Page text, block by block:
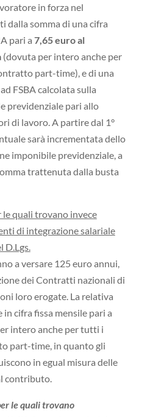
in forza nel
dalla somma di una cifra
pari a 7,65 euro al
(dovuta per intero anche per
part-time), e di una
FSBA calcolata sulla
previdenziale pari allo
di lavoro. A partire dal 1°
sarà incrementata dello
imponibile previdenziale, a
trattenuta dalla busta
le quali trovano invece
di integrazione salariale
D.Lgs.
a versare 125 euro annui,
dei Contratti nazionali di
loro erogate. La relativa
cifra fissa mensile pari a
intero anche per tutti i
part-time, in quanto gli
in egual misura delle
contributo.
le quali trovano